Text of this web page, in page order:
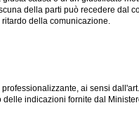
della parti può recedere
della comunicazione.
ai sensi
indicazioni fornite dal